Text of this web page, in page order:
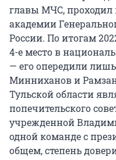
главы МЧС, проходил
академии
России. По итогам
4-е место в
— его опередили
Минниханов и
Тульской области
попечительского
учрежденной
одной команде с
общем, степень